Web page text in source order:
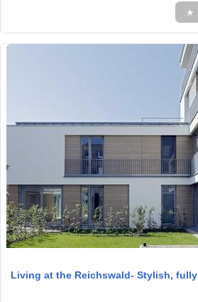
★
Living at the Reichswald- Stylish, fully